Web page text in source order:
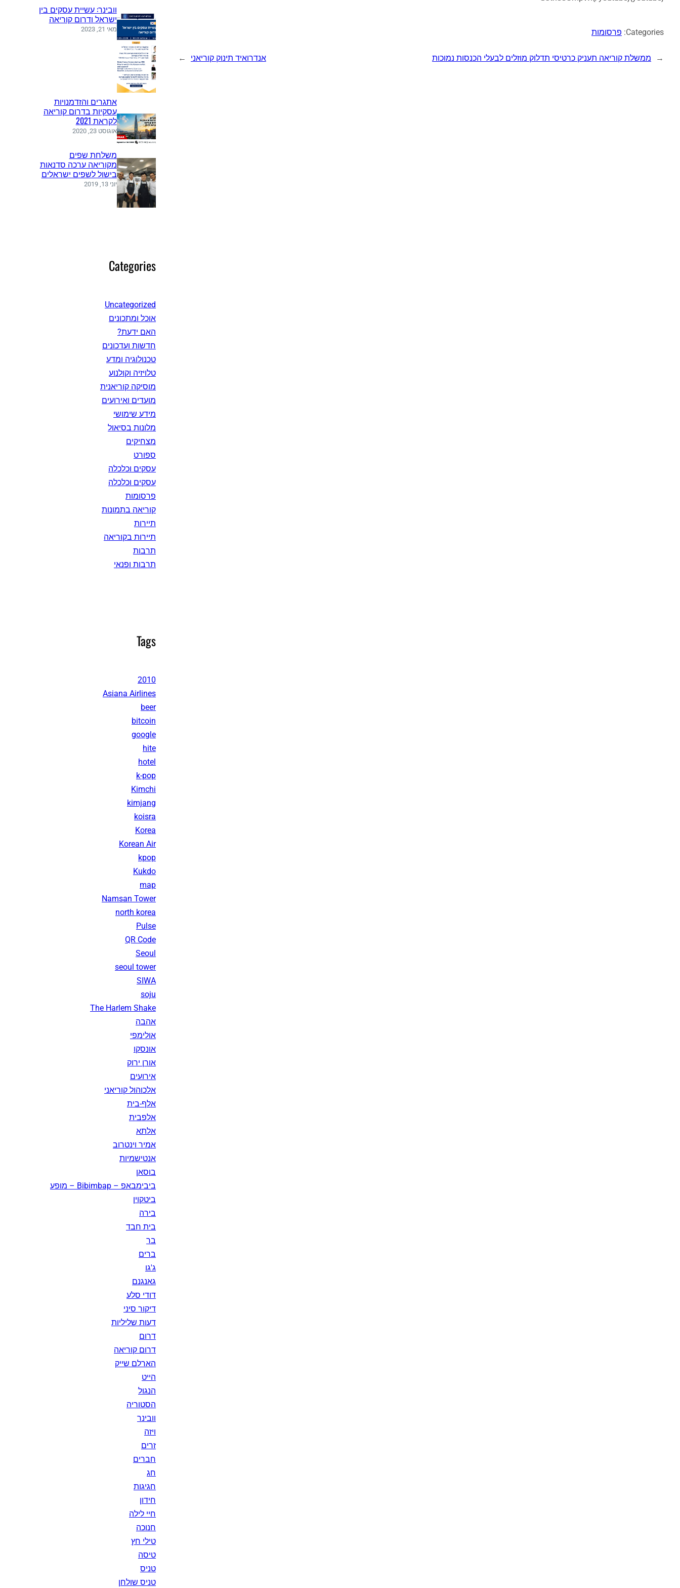
Categories: פרסומות
← ממשלת קוריאה תעניק כרטיסי תדלוק מוזלים לבעלי הכנסות נמוכות אנדרואיד תינוק קוריאני →
וובינר: עשיית עסקים בין
ישראל ודרום קוריאה
מאי 21, 2023
אתגרים והזדמנויות
עסקיות בדרום קוריאה
לקראת 2021
אוגוסט 23, 2020
משלחת שפים
מקוריאה ערכה סדנאות
בישול לשפים ישראלים
יוני 13, 2019
Categories
Uncategorized
אוכל ומתכונים
האם ידעת?
חדשות ועדכונים
טכנולוגיה ומדע
טלויזיה וקולנוע
מוסיקה קוריאנית
מועדים ואירועים
מידע שימושי
מלונות בסיאול
מצחיקים
ספורט
עסקים וכלכלה
עסקים וכלכלה
פרסומות
קוריאה בתמונות
תיירות
תיירות בקוריאה
תרבות
תרבות ופנאי
Tags
2010
Asiana Airlines
beer
bitcoin
google
hite
hotel
k-pop
Kimchi
kimjang
koisra
Korea
Korean Air
kpop
Kukdo
map
Namsan Tower
north korea
Pulse
QR Code
Seoul
seoul tower
SIWA
soju
The Harlem Shake
אהבה
אולימפי
אונסקו
אורן ירוק
אירועים
אלכוהול קוריאני
אלף-בית
אלפבית
אלתא
אמיר וינטרוב
אנטישמיות
בוסאן
ביבימבאפ – Bibimbap – מופע
ביטקוין
בירה
בית חבד
בר
ברים
ג'גו
גאנגנם
דודי סלע
דיקור סיני
דעות שליליות
דרום
דרום קוריאה
הארלם שייק
הייט
הנגול
הסטוריה
וובינר
ויזה
זרים
חברים
חג
חגיגות
חידון
חיי לילה
חנוכה
טילי חץ
טיסה
טניס
טניס שולחן